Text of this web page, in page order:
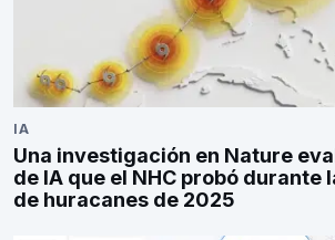
IA
Una investigación en Nature
de IA que el NHC probó durante
de huracanes de 2025